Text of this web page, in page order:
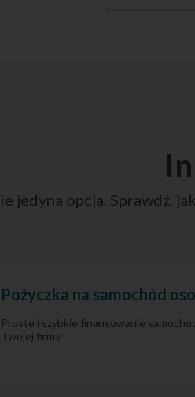
jedyna opcja. Sprawdź,
Pożyczka na samochód
Proste i szybkie finansowanie
Twojej firmy.